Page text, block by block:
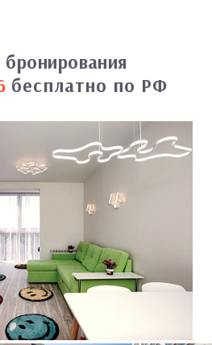
бесплатно по РФ